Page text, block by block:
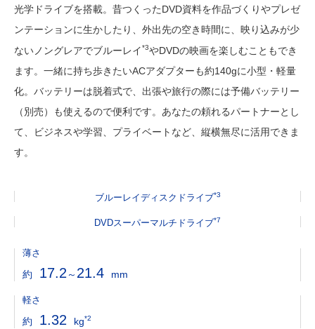
光学ドライブを搭載。昔つくったDVD資料を作品づくりやプレゼ
ンテーションに生かしたり、外出先の空き時間に、映り込みが少
ないノングレアでブルーレイ*3やDVDの映画を楽しむこともでき
ます。一緒に持ち歩きたいACアダプターも約140gに小型・軽量
化。バッテリーは脱着式で、出張や旅行の際には予備バッテリー
（別売）も使えるので便利です。あなたの頼れるパートナーとし
て、ビジネスや学習、プライベートなど、縦横無尽に活用できま
す。
ブルーレイディスクドライブ*3
DVDスーパーマルチドライブ*7
薄さ
約 17.2 ～ 21.4 mm
軽さ
約 1.32 kg*2